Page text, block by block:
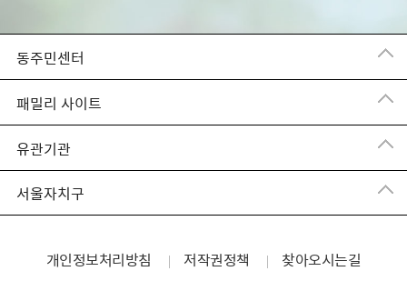
동주민센터
패밀리 사이트
유관기관
서울자치구
개인정보처리방침 저작권정책
찾아오시는길